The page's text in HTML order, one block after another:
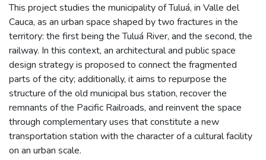
This project studies the municipality of Tuluá, in Valle del
Cauca, as an urban space shaped by two fractures in the
territory: the first being the Tuluá River, and the second, the
railway. In this context, an architectural and public space
design strategy is proposed to connect the fragmented
parts of the city; additionally, it aims to repurpose the
structure of the old municipal bus station, recover the
remnants of the Pacific Railroads, and reinvent the space
through complementary uses that constitute a new
transportation station with the character of a cultural facility
on an urban scale.